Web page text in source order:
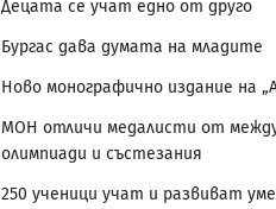
Децата се учат едно от друго
Бургас дава думата на младите
Ново монографично издание на
МОН отличи медалисти от
олимпиади и състезания
250 ученици учат и развиват